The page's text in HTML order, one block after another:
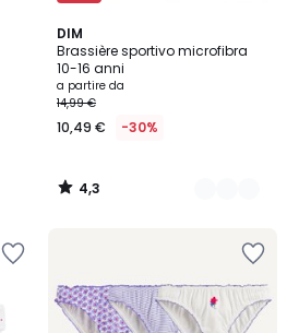
DIM
Brassière sportivo microfibra
10-16 anni
a partire da
14,99 €
10,49 € -30%
4,3
/ 5
2
Colori
4,3
/